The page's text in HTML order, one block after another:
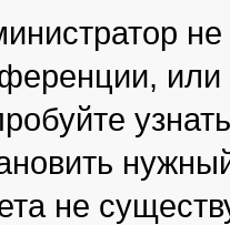
или
не